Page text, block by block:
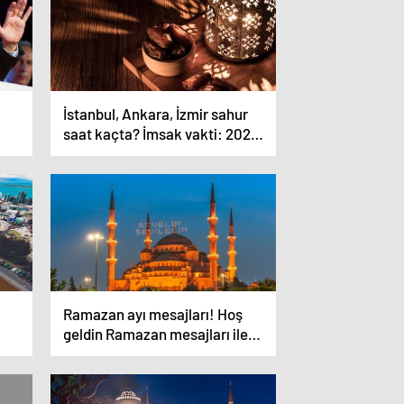
İstanbul, Ankara, İzmir sahur
saat kaçta? İmsak vakti: 2024
Diyanet İstanbul Ramazan
imsakiyesi
Ramazan ayı mesajları! Hoş
geldin Ramazan mesajları ile
kutlayın